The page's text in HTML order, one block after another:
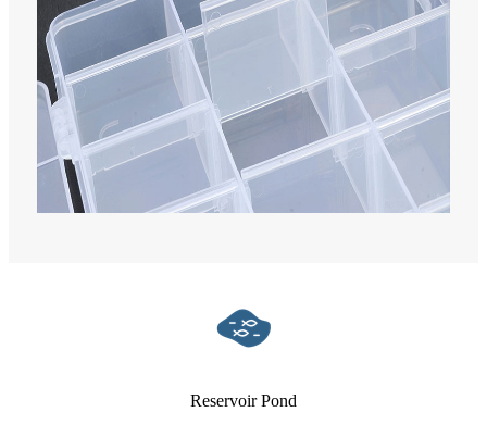
Reservoir Pond